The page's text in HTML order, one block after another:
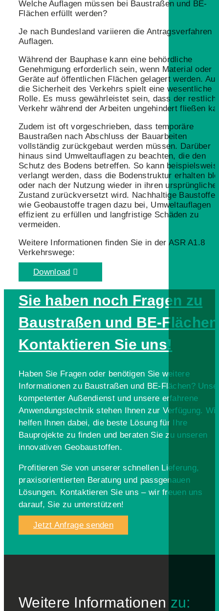
Welche Auflagen müssen bei Baustraßen und BE-
Flächen erfüllt werden?
Je nach Bundesland variieren die Antragsverfahren
Auflagen.
Während der Bauphase kann eine behördliche
Genehmigung erforderlich sein, wenn Material oder
Geräte auf öffentlichen Flächen gelagert werden.
die Sicherheit des Verkehrs spielt eine wesentliche
Rolle. Es muss gewährleistet sein, dass der
Verkehr während der Arbeiten ungehindert fließen
Zudem ist oft vorgeschrieben, dass temporäre
Baustraßen nach Abschluss der Bauarbeiten
vollständig zurückgebaut werden müssen. Darüber
hinaus sind Umweltauflagen zu beachten, die den
Schutz des Bodens betreffen. So kann
verlangt werden, dass die Bodenstruktur erhalten
oder nach der Nutzung wieder in ihren
Zustand zurückversetzt wird. Nachhaltige Baustoffe
wie Geobaustoffe tragen dazu bei, Umweltauflagen
effizient zu erfüllen und langfristige Schäden zu
vermeiden.
Weitere Informationen finden Sie in der ASR A1.8
Verkehrswege:
Download
Sie haben noch Fragen zu
Baustraßen und BE-
Kontaktieren Sie uns!
Haben Sie Fragen oder benötigen Sie weitere
Informationen zu Baustraßen und BE-Flächen?
kompetenter Außendienst und unsere erfahrene
Anwendungstechnik stehen Ihnen zur Verfügung. Wir
helfen Ihnen dabei, die beste Lösung für Ihre
Bauprojekte zu finden und beraten Sie zu unseren
innovativen Geobaustoffen.
Profitieren Sie von unserer schnellen Lieferung,
praxisorientierten Beratung und passgenauen
Lösungen. Kontaktieren Sie uns – wir freuen uns
darauf, Sie zu unterstützen!
Jetzt Anfrage senden
Weitere Informationen zu: